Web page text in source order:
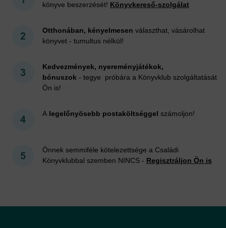
könyve beszerzését! Könyvkereső-szolgálat
Otthonában, kényelmesen választhat, vásárolhat
könyvet - tumultus nélkül!
Kedvezmények, nyereményjátékok,
bónuszok - tegye próbára a Könyvklub szolgáltatását
Ön is!
A legelőnyösebb postaköltséggel számoljon!
Önnek semmiféle kötelezettsége a Családi
Könyvklubbal szemben NINCS - Regisztráljon Ön is